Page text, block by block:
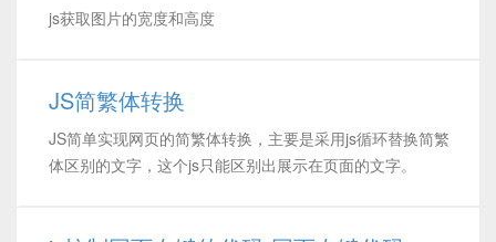
js获取图片的宽度和高度
JS简繁体转换
JS简单实现网页的简繁体转换，主要是采用js循环替换简繁
体区别的文字，这个js只能区别出展示在页面的文字。